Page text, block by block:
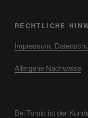
RECHTLICHE
Impressum,
Allergene Nachweise
Bei Tomic ist der